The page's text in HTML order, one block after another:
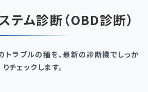
テム診断（OBD診断）
ラブルの種を、最新の診断機でしっか
りチェックします。